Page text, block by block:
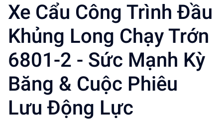
Xe Cẩu Công Trình Đầu
Khủng Long Chạy Trớn
6801-2 - Sức Mạnh Kỳ
Băng & Cuộc Phiêu
Lưu Động Lực